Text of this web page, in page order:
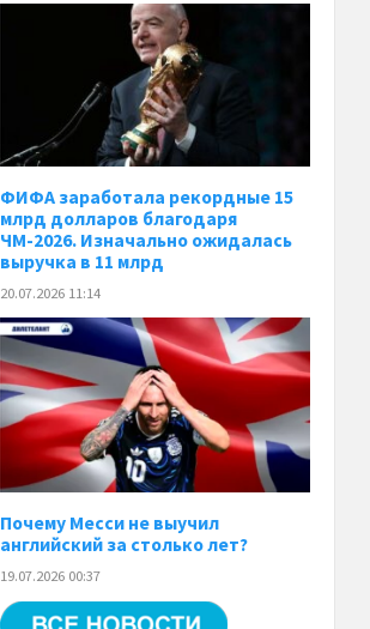
ФИФА заработала рекордные 15
млрд долларов благодаря
ЧМ-2026. Изначально ожидалась
выручка в 11 млрд
20.07.2026 11:14
Почему Месси не выучил
английский за столько лет?
19.07.2026 00:37